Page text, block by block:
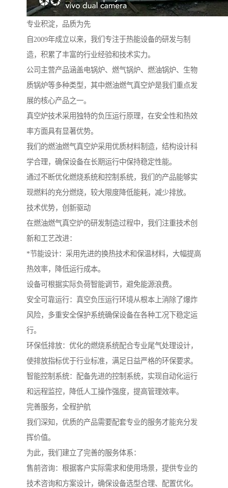
专业积淀，品质为先
自2009年成立以来，我们专注于热能设备的研发与制
造，积累了丰富的行业经验和技术实力。
公司主营产品涵盖电锅炉、燃气锅炉、燃油锅炉、生物
质锅炉等多种类型，其中燃油燃气真空炉是我们重点发
展的核心产品之一。
真空炉技术采用独特的负压运行原理，在安全性和热效
率方面具有显著优势。
我们的燃油燃气真空炉采用优质材料制造，结构设计科
学合理，确保设备在长期运行中保持稳定性能。
通过不断优化燃烧系统和控制系统，我们的产品能够实
现燃料的充分燃烧，较大限度降低能耗，减少排放。
技术优势，创新驱动
在燃油燃气真空炉的研发制造过程中，我们注重技术创
新和工艺改进：
*节能设计：采用先进的换热技术和保温材料，大幅提高
热效率，降低运行成本。
设备可根据实际负荷智能调节，避免能源浪费。
安全可靠运行：真空负压运行环境从根本上消除了爆炸
风险，多重安全保护系统确保设备在各种工况下稳定运
行。
环保低排放：优化的燃烧系统配合专业尾气处理设计，
使排放指标优于行业标准，满足日益严格的环保要求。
智能控制系统：配备先进的控制系统，实现自动化运行
和远程监控，降低人工操作强度，提高管理效率。
完善服务，全程护航
我们深知，优质的产品需要配套专业的服务才能充分发
挥价值。
为此，我们建立了完善的服务体系：
售前咨询：根据客户实际需求和使用场景，提供专业的
技术咨询和方案设计，确保设备选型合理、配置优化。